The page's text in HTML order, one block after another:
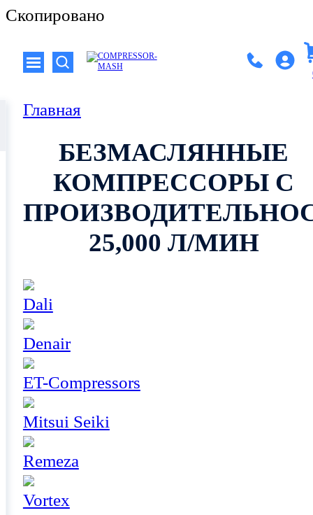
Скопировано
Главная
БЕЗМАСЛЯННЫЕ
КОМПРЕССОРЫ С
25,000 Л/МИН
Dali
Denair
ET-Compressors
Mitsui Seiki
Remeza
Vortex